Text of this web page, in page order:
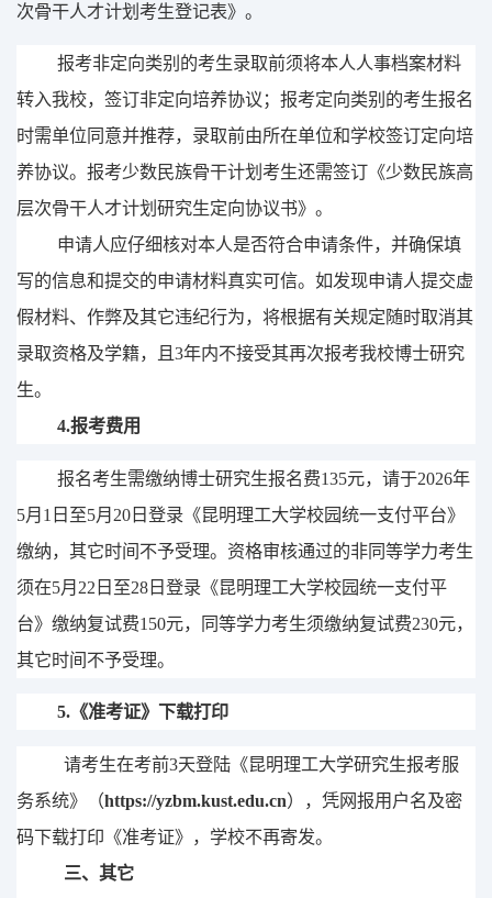
次骨干人才计划考生登记表》。
报考非定向类别的考生录取前须将本人人事档案材料
转入我校，签订非定向培养协议；报考定向类别的考生报名
时需单位同意并推荐，录取前由所在单位和学校签订定向培
养协议。 报考少数民族骨干计划考生还需签订 《少数民族高
层次骨干人才计划研究生定向协议书》 。
申请人应仔细核对本人是否符合申请条件，并确保填
写的信息和提交的申请材料真实可信。如发现申请人提交虚
假材料、作弊及其它违纪行为，将根据有关规定随时取消其
录取资格及学籍， 且3年内不接受其再次报考我校博士研究
生。
4.报考费用
报名考生需缴纳博士研究生报名费135元，请于2026年
5月 1 日至5月 20 日登录《昆明理工大学校园统一支付平台》
缴纳，其它时间不予受理。 资格审核通过的非同等学力考生
须在5月 22 日 至28 日登录 《昆明理工大学校园统一支付平
台》缴纳复试费150元，同等学力考生须缴纳复试费230元，
其它时间不予受理。
5. 《准考证》 下载打印
请考生在考前3天登陆《昆明理工大学研究生报考服
务系统》 （https://yzbm.kust.edu.cn）
，凭网报用户名及密
码下载打印《准考证》，学校不再寄发。
三、其它